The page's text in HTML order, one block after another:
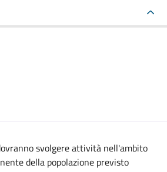
svolgere attività nell'ambito
della popolazione previsto